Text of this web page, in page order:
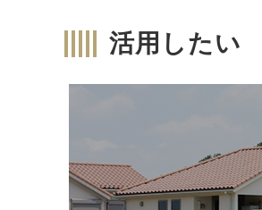
活用したい